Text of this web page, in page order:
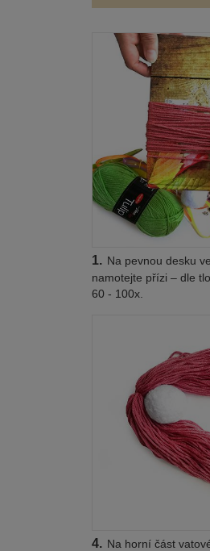
1. Na pevnou desku
namotejte přízi – dle
60 - 100x.
4. Na horní část